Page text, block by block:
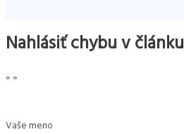
Nahlásiť chybu v článku
«»
Vaše meno